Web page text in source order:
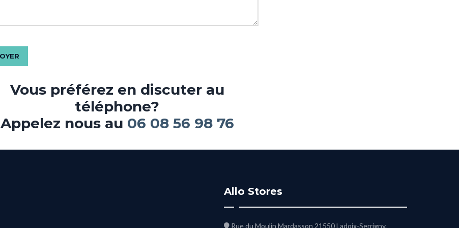
Vous préférez en discuter au
téléphone?
Appelez nous au 06 08 56 98 76‬
Allo Stores
Rue du Moulin Mardasson 21550 Ladoix-Serrigny.